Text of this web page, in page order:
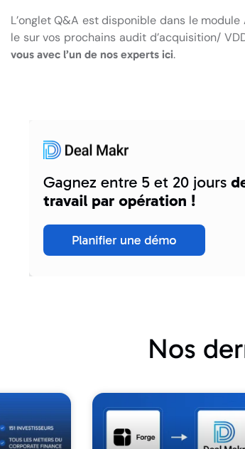
L’onglet Q&A est disponible dans le
le sur vos prochains audit d’acquisition/
vous avec l’un de nos experts ici.
Nos